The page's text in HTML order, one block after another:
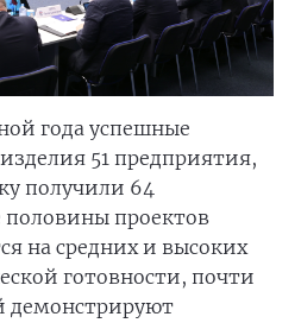
года успешные
51 предприятия,
получили 64
половины проектов
на средних и высоких
готовности, почти
демонстрируют